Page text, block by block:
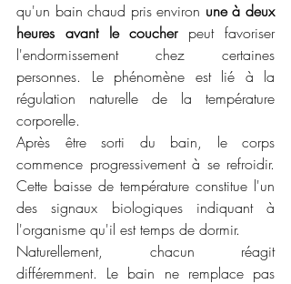
qu'un bain chaud pris environ une à deux
heures avant le coucher peut favoriser
l'endormissement chez certaines
personnes. Le phénomène est lié à la
régulation naturelle de la température
corporelle.
Après être sorti du bain, le corps
commence progressivement à se refroidir.
Cette baisse de température constitue l'un
des signaux biologiques indiquant à
l'organisme qu'il est temps de dormir.
Naturellement, chacun réagit
différemment. Le bain ne remplace pas